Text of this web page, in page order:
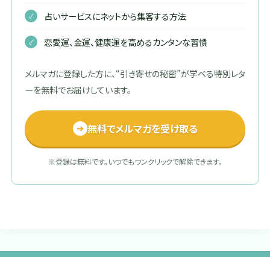
占いサービスにネットから集客する方法
恋愛運、金運、健康運を高めるカンタンな習慣
メルマガに登録した方に、“引き寄せの秘密”が学べる特別レタ
ーを無料でお届けしています。
➔ 無料でメルマガを受け取る
※登録は無料です。いつでもワンクリックで解除できます。